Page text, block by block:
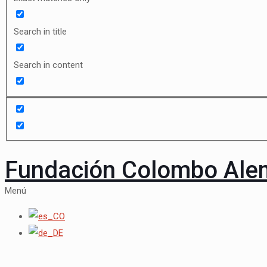
Search in title
Search in content
Fundación Colombo
Menú